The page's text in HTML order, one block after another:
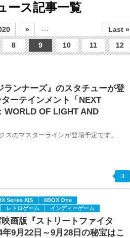
ース記事一覧
»
Last »
8 9 10 11 12
ランナーズ』のスタチューが登
ーテインメント「NEXT
WORLD OF LIGHT AND
スのマスターラインが登場予定です。
3
Series X|S
XBOX One
レトロゲーム インディーゲーム
画版『ストリートファイタ
9月22日～9月28日の秘宝はこ